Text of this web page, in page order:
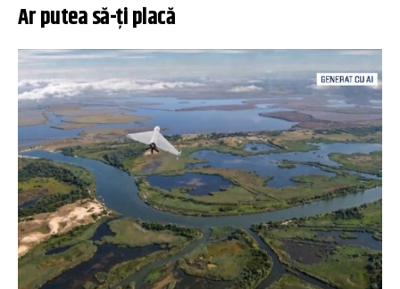
Ar putea să-ți placă